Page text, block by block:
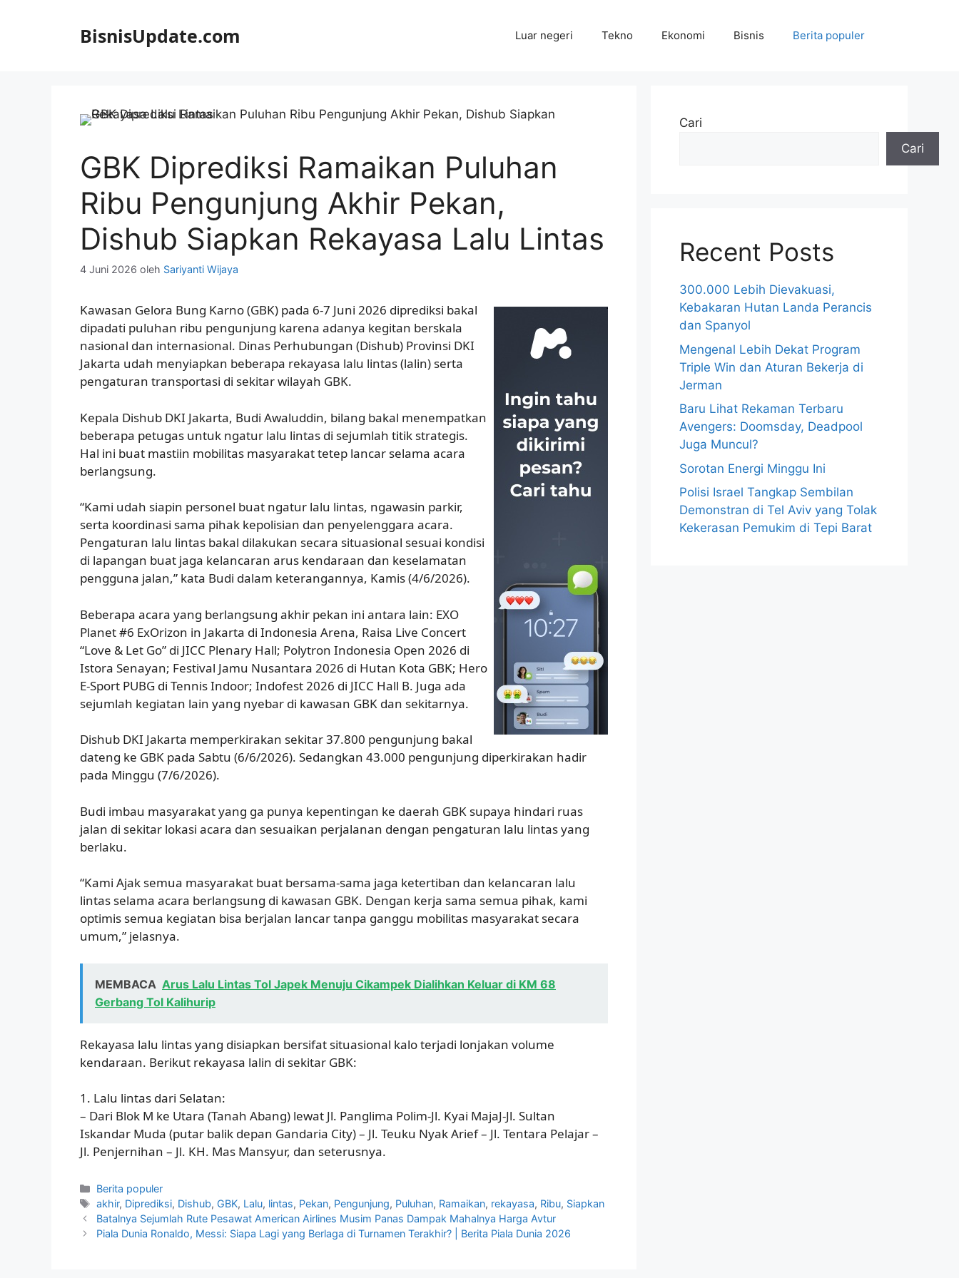
BisnisUpdate.com Luar negeri Tekno Ekonomi Bisnis Berita populer
GBK Diprediksi Ramaikan Puluhan
Ribu Pengunjung Akhir Pekan,
Dishub Siapkan Rekayasa Lalu Lintas
4 Juni 2026 oleh Sariyanti Wijaya
Kawasan Gelora Bung Karno (GBK) pada 6-7 Juni 2026 diprediksi bakal
dipadati puluhan ribu pengunjung karena adanya kegitan berskala
nasional dan internasional. Dinas Perhubungan (Dishub) Provinsi DKI
Jakarta udah menyiapkan beberapa rekayasa lalu lintas (lalin) serta
pengaturan transportasi di sekitar wilayah GBK.
Kepala Dishub DKI Jakarta, Budi Awaluddin, bilang bakal menempatkan
beberapa petugas untuk ngatur lalu lintas di sejumlah titik strategis.
Hal ini buat mastiin mobilitas masyarakat tetep lancar selama acara
berlangsung.
“Kami udah siapin personel buat ngatur lalu lintas, ngawasin parkir,
serta koordinasi sama pihak kepolisian dan penyelenggara acara.
Pengaturan lalu lintas bakal dilakukan secara situasional sesuai kondisi
di lapangan buat jaga kelancaran arus kendaraan dan keselamatan
pengguna jalan,” kata Budi dalam keterangannya, Kamis (4/6/2026).
Beberapa acara yang berlangsung akhir pekan ini antara lain: EXO
Planet #6 ExOrizon in Jakarta di Indonesia Arena, Raisa Live Concert
“Love & Let Go” di JICC Plenary Hall; Polytron Indonesia Open 2026 di
Istora Senayan; Festival Jamu Nusantara 2026 di Hutan Kota GBK; Hero
E-Sport PUBG di Tennis Indoor; Indofest 2026 di JICC Hall B. Juga ada
sejumlah kegiatan lain yang nyebar di kawasan GBK dan sekitarnya.
Dishub DKI Jakarta memperkirakan sekitar 37.800 pengunjung bakal
dateng ke GBK pada Sabtu (6/6/2026). Sedangkan 43.000 pengunjung diperkirakan hadir
pada Minggu (7/6/2026).
Budi imbau masyarakat yang ga punya kepentingan ke daerah GBK supaya hindari ruas
jalan di sekitar lokasi acara dan sesuaikan perjalanan dengan pengaturan lalu lintas yang
berlaku.
“Kami Ajak semua masyarakat buat bersama-sama jaga ketertiban dan kelancaran lalu
lintas selama acara berlangsung di kawasan GBK. Dengan kerja sama semua pihak, kami
optimis semua kegiatan bisa berjalan lancar tanpa ganggu mobilitas masyarakat secara
umum,” jelasnya.
MEMBACA Arus Lalu Lintas Tol Japek Menuju Cikampek Dialihkan Keluar di KM 68
Gerbang Tol Kalihurip
Rekayasa lalu lintas yang disiapkan bersifat situasional kalo terjadi lonjakan volume
kendaraan. Berikut rekayasa lalin di sekitar GBK:
1. Lalu lintas dari Selatan:
– Dari Blok M ke Utara (Tanah Abang) lewat Jl. Panglima Polim-Jl. Kyai MajaJ-Jl. Sultan
Iskandar Muda (putar balik depan Gandaria City) – Jl. Teuku Nyak Arief – Jl. Tentara Pelajar –
Jl. Penjernihan – Jl. KH. Mas Mansyur, dan seterusnya.
Kategori
Berita populer
Tag
akhir, Diprediksi, Dishub, GBK, Lalu, lintas, Pekan, Pengunjung, Puluhan, Ramaikan, rekayasa, Ribu, Siapkan
Batalnya Sejumlah Rute Pesawat American Airlines Musim Panas Dampak Mahalnya Harga Avtur
Piala Dunia Ronaldo, Messi: Siapa Lagi yang Berlaga di Turnamen Terakhir? | Berita Piala Dunia 2026
Cari
Cari
Recent Posts
300.000 Lebih Dievakuasi,
Kebakaran Hutan Landa Perancis
dan Spanyol
Mengenal Lebih Dekat Program
Triple Win dan Aturan Bekerja di
Jerman
Baru Lihat Rekaman Terbaru
Avengers: Doomsday, Deadpool
Juga Muncul?
Sorotan Energi Minggu Ini
Polisi Israel Tangkap Sembilan
Demonstran di Tel Aviv yang Tolak
Kekerasan Pemukim di Tepi Barat